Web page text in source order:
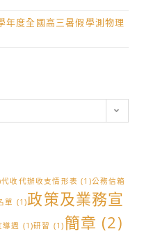
年度全國高三暑假學測物理
代收代辦收支情形表 (1)公務信箱
單 (1)政策及業務宣
導週 (1)研習 (1) 簡章 (2)